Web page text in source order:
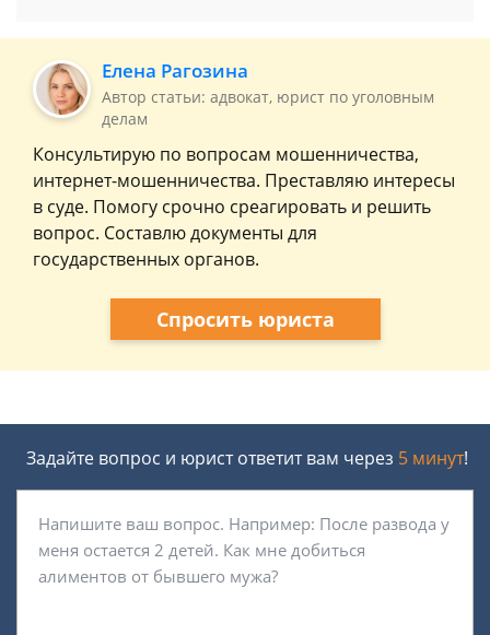
Елена Рагозина
Автор статьи: адвокат, юрист по уголовным
делам
Консультирую по вопросам мошенничества,
интернет-мошенничества. Преставляю интересы
в суде. Помогу срочно среагировать и решить
вопрос. Составлю документы для
государственных органов.
Спросить юриста
Задайте вопрос и юрист ответит вам через 5 минут!